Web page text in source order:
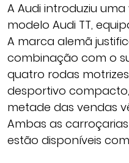
A Audi introduziu
modelo Audi TT,
A marca alemã
combinação com o
quatro rodas
desportivo
metade das vendas
Ambas as
estão disponíveis